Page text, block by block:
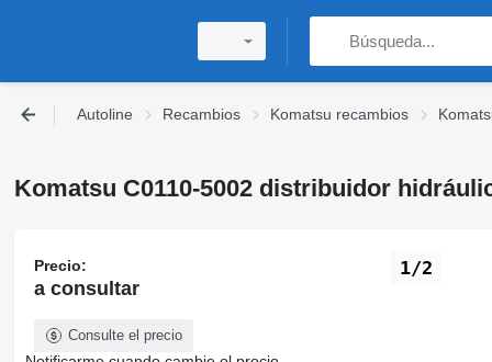
Autoline Recambios Komatsu recambios
Komatsu C0110-5002 distribuidor
1/2
Precio:
a consultar
Consulte el precio